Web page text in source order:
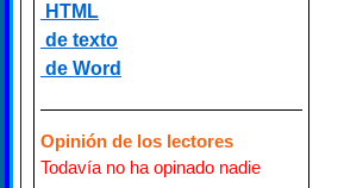
HTML
de texto
de Word
Opinión de los lectores
Todavía no ha opinado nadie